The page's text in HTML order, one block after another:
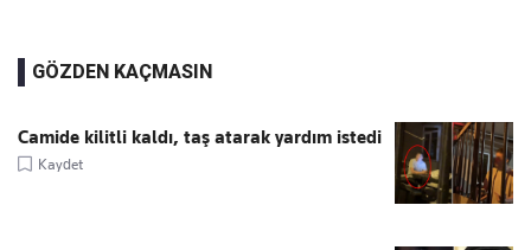
GÖZDEN KAÇMASIN
Camide kilitli kaldı, taş atarak yardım istedi
Kaydet